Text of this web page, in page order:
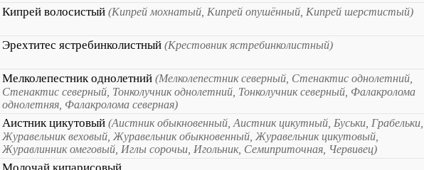
Кипрей волосистый (Кипрей мохнатый, Кипрей опушённый, Кипрей шерстистый)
Эрехтитес ястребинколистный (Крестовник ястребинколистный)
Мелколепестник однолетний (Мелколепестник северный, Стенактис однолетний,
Стенактис северный, Тонколучник однолетний, Тонколучник северный, Фалакролома
однолетняя, Фалакролома северная)
Аистник цикутовый (Аистник обыкновенный, Аистник цикутный, Буськи, Грабельки,
Журавельник веховый, Журавельник обыкновенный, Журавельник цикутовый,
Журавлинник омеговый, Иглы сорочьи, Игольник, Семиприточная, Червивец)